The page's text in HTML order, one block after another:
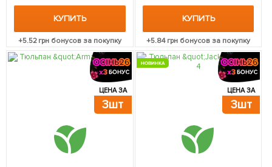
КУПИТЬ
+5.52грн бонусов за покупку
КУПИТЬ
+5.84грн бонусов за покупку
ЦЕНА ЗА
3шт
ЦЕНА ЗА
3шт
НОВИНКА